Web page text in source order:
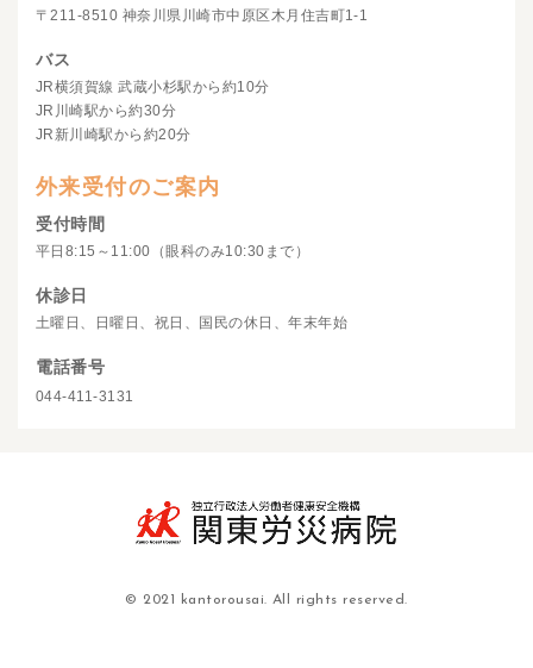
〒211-8510 神奈川県川崎市中原区木月住吉町1-1
バス
JR横須賀線 武蔵小杉駅から約10分
JR川崎駅から約30分
JR新川崎駅から約20分
外来受付のご案内
受付時間
平日8:15～11:00（眼科のみ10:30まで）
休診日
土曜日、日曜日、祝日、国民の休日、年末年始
電話番号
044-411-3131
© 2021 kantorousai. All rights reserved.